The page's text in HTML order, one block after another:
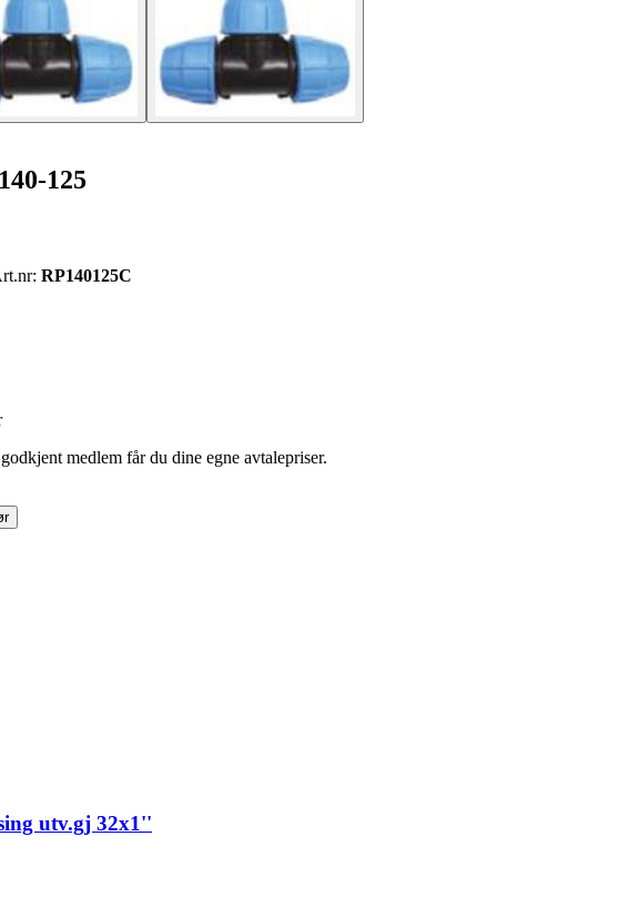
125
RP140125C
medlem får du dine egne avtalepriser.
utv.gj 32x1''